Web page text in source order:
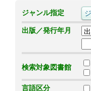
ジャンル指定
出版／発行年月
検索対象図書館
言語区分